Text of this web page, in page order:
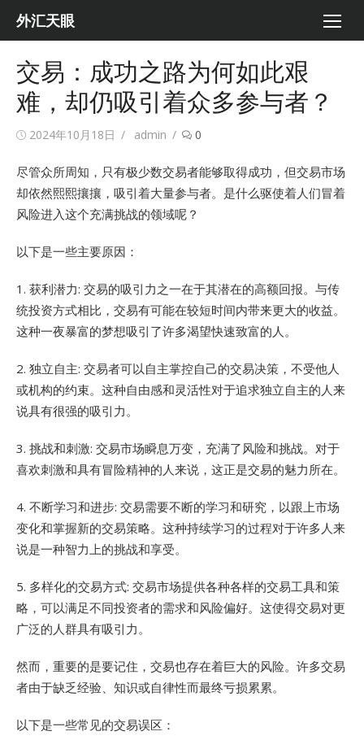
Skip
外汇天眼
交易：成功之路为何如此艰
难，却仍吸引着众多参与者？
Posted
2024年10月18日 Author
admin 0
尽管众所周知，只有极少数交易者能够取得成功，但交易市场
却依然熙熙攘攘，吸引着大量参与者。是什么驱使着人们冒着
风险进入这个充满挑战的领域呢？
以下是一些主要原因：
1. 获利潜力: 交易的吸引力之一在于其潜在的高额回报。与传
统投资方式相比，交易有可能在较短时间内带来更大的收益。
这种一夜暴富的梦想吸引了许多渴望快速致富的人。
2. 独立自主: 交易者可以自主掌控自己的交易决策，不受他人
或机构的约束。这种自由感和灵活性对于追求独立自主的人来
说具有很强的吸引力。
3. 挑战和刺激: 交易市场瞬息万变，充满了风险和挑战。对于
喜欢刺激和具有冒险精神的人来说，这正是交易的魅力所在。
4. 不断学习和进步: 交易需要不断的学习和研究，以跟上市场
变化和掌握新的交易策略。这种持续学习的过程对于许多人来
说是一种智力上的挑战和享受。
5. 多样化的交易方式: 交易市场提供各种各样的交易工具和策
略，可以满足不同投资者的需求和风险偏好。这使得交易对更
广泛的人群具有吸引力。
然而，重要的是要记住，交易也存在着巨大的风险。许多交易
者由于缺乏经验、知识或自律性而最终亏损累累。
以下是一些常见的交易误区：